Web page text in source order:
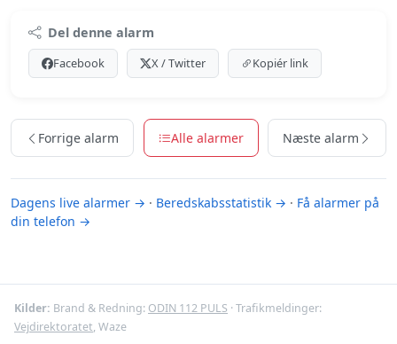
Premium indhold
Log ind med Premium for at se meldingen.
Se Premium-muligheder
Del denne alarm
Facebook X / Twitter Kopiér link
Forrige alarm Alle alarmer Næste alarm
Dagens live alarmer → · Beredskabsstatistik → · Få alarmer på
din telefon →
Kilder: Brand & Redning: ODIN 112 PULS · Trafikmeldinger:
Vejdirektoratet, Waze